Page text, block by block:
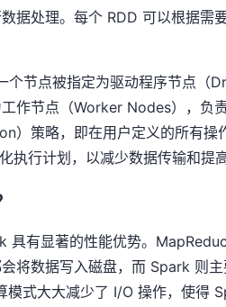
据处理。每个 RDD 可以根据需
个节点被指定为驱动程序节点（
作节点（Worker Nodes），负
策略，即在用户定义的所有操
行计划，以减少数据传输和提高
具有显著的性能优势。
将数据写入磁盘，而 Spark 则
模式大大减少了 I/O 操作，使得